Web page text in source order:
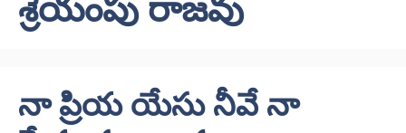
నా ప్రియ యేసు నీవే నా